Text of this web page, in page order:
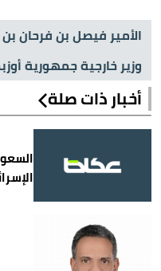
الأمير فيصل بن فرحان بن
وزير خارجية جمهورية
أخبار ذات صلة